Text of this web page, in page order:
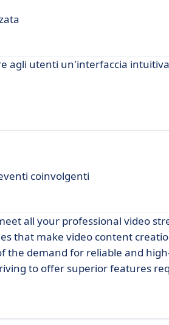
agli utenti un'interfaccia
coinvolgenti
all your professional video
that make video content
the demand for reliable and
to offer superior features